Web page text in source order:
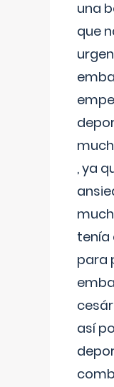
una
que
, ya
tenía
para
así